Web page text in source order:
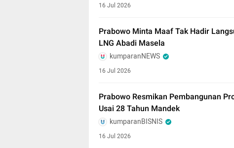
16 Jul 2026
Prabowo Minta Maaf Tak Hadir
LNG Abadi Masela
kumparanNEWS
16 Jul 2026
Prabowo Resmikan Pembangunan
Usai 28 Tahun Mandek
kumparanBISNIS
16 Jul 2026